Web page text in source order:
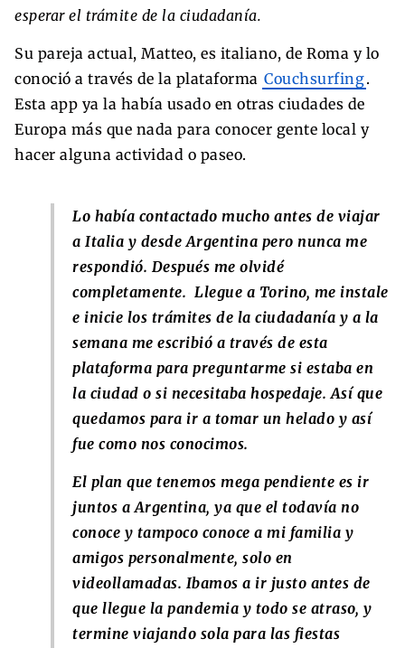
esperar el trámite de la ciudadanía.
Su pareja actual, Matteo, es italiano, de Roma y lo
conoció a través de la plataforma Couchsurfing.
Esta app ya la había usado en otras ciudades de
Europa más que nada para conocer gente local y
hacer alguna actividad o paseo.
Lo había contactado mucho antes de viajar
a Italia y desde Argentina pero nunca me
respondió. Después me olvidé
completamente. Llegue a Torino, me instale
e inicie los trámites de la ciudadanía y a la
semana me escribió a través de esta
plataforma para preguntarme si estaba en
la ciudad o si necesitaba hospedaje. Así que
quedamos para ir a tomar un helado y así
fue como nos conocimos.
El plan que tenemos mega pendiente es ir
juntos a Argentina, ya que el todavía no
conoce y tampoco conoce a mi familia y
amigos personalmente, solo en
videollamadas. Ibamos a ir justo antes de
que llegue la pandemia y todo se atraso, y
termine viajando sola para las fiestas